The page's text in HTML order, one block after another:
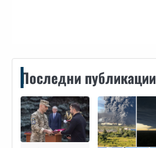
Последни публикации